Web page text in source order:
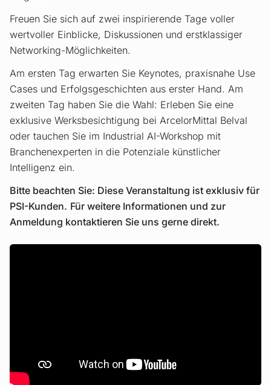
Freuen Sie sich auf zwei inspirierende Tage voller
wertvoller Einblicke, Diskussionen und erstklassiger
Networking-Möglichkeiten.
Am ersten Tag erwarten Sie Keynotes, praxisnahe Use
Cases und Erfolgsgeschichten aus erster Hand. Am
zweiten Tag haben Sie die Wahl: Erleben Sie eine
exklusive Werksbesichtigung bei ArcelorMittal Belval
oder tauchen Sie im Industrial AI-Workshop mit
Branchenexperten in die Potenziale künstlicher
Intelligenz ein.
Bitte beachten Sie: Diese Veranstaltung ist exklusiv für
PSI-Kunden. Für weitere Informationen und zur
Anmeldung kontaktieren Sie uns gerne direkt.